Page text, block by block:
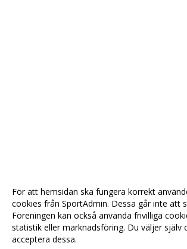
För att hemsidan ska fungera korrekt
cookies från SportAdmin. Dessa går inte att
Föreningen kan också använda frivilliga
statistik eller marknadsföring. Du väljer själv
acceptera dessa.